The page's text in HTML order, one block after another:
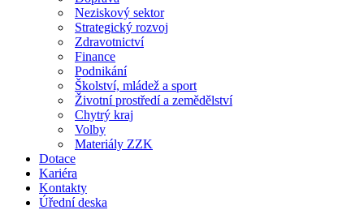
Neziskový sektor
Strategický rozvoj
Zdravotnictví
Finance
Podnikání
Školství, mládež a sport
Životní prostředí a zemědělství
Chytrý kraj
Volby
Materiály ZZK
Dotace
Kariéra
Kontakty
Úřední deska